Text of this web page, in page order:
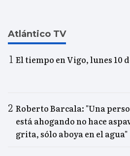
Atlántico TV
El tiempo en Vigo, lunes 10
Roberto Barcala: "Una
está ahogando no hace
grita, sólo aboya en el agua"